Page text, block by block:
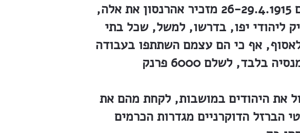
הרבה מכשולים על דרכו במלחמתו בארבה. ביומנו מן הימים 26-29.4.1915 מזכיר אהרנסון את אלה,
ליהודי יפו, בדרשו, למשל, שכל בתי
אף כי הם עצמם השתתפו בעבודה
את היהודים במושבות, לקחת מהם את
הברזל הדוקרניים מגדרות הכרמים